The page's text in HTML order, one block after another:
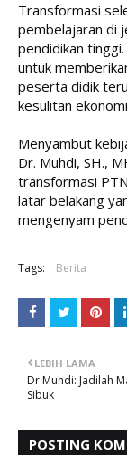
Transformasi
pembelajaran di
pendidikan
untuk
peserta didik
kesulitan
Menyambut
Dr. Muhdi, SH.,
transformasi
latar belakang
mengenyam
Tags: Berita
LEBIH LAMA
Dr Muhdi: Jadilah
Sibuk
POSTING